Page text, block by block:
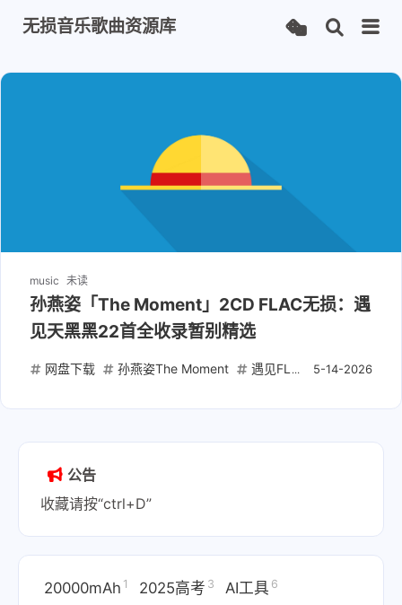
无损音乐歌曲资源库
music 未读
孙燕姿「The Moment」2CD FLAC无损：遇
见天黑黑22首全收录暂别精选
5-14-2026
网盘下载 孙燕姿The Moment 遇见FLAC 华语经典精
公告
收藏请按“ctrl+D”
20000mAh 1 2025高考 3 AI工具 6